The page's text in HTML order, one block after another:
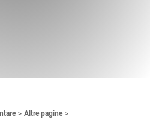
Altre pagine